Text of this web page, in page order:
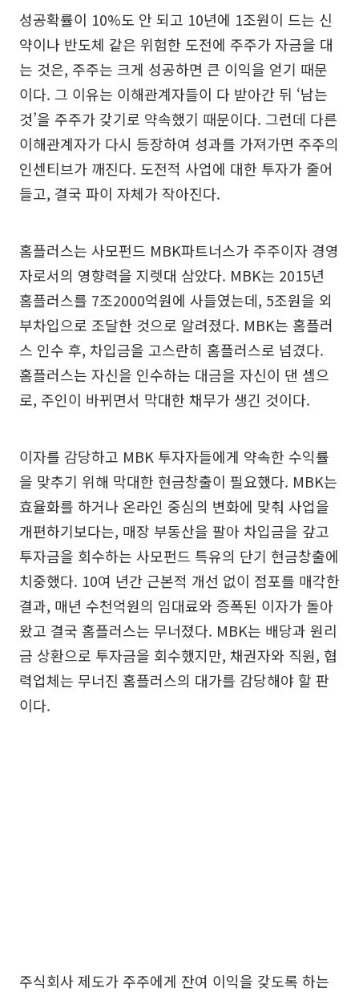
성공확률이 10%도 안 되고 10년에 1조원이 드는 신
약이나 반도체 같은 위험한 도전에 주주가 자금을 대
는 것은, 주주는 크게 성공하면 큰 이익을 얻기 때문
이다. 그 이유는 이해관계자들이 다 받아간 뒤 ‘남는
것’을 주주가 갖기로 약속했기 때문이다. 그런데 다른
이해관계자가 다시 등장하여 성과를 가져가면 주주의
인센티브가 깨진다. 도전적 사업에 대한 투자가 줄어
들고, 결국 파이 자체가 작아진다.
홈플러스는 사모펀드 MBK파트너스가 주주이자 경영
자로서의 영향력을 지렛대 삼았다. MBK는 2015년
홈플러스를 7조2000억원에 사들였는데, 5조원을 외
부차입으로 조달한 것으로 알려졌다. MBK는 홈플러
스 인수 후, 차입금을 고스란히 홈플러스로 넘겼다.
홈플러스는 자신을 인수하는 대금을 자신이 댄 셈으
로, 주인이 바뀌면서 막대한 채무가 생긴 것이다.
이자를 감당하고 MBK 투자자들에게 약속한 수익률
을 맞추기 위해 막대한 현금창출이 필요했다. MBK는
효율화를 하거나 온라인 중심의 변화에 맞춰 사업을
개편하기보다는, 매장 부동산을 팔아 차입금을 갚고
투자금을 회수하는 사모펀드 특유의 단기 현금창출에
치중했다. 10여 년간 근본적 개선 없이 점포를 매각한
결과, 매년 수천억원의 임대료와 증폭된 이자가 돌아
왔고 결국 홈플러스는 무너졌다. MBK는 배당과 원리
금 상환으로 투자금을 회수했지만, 채권자와 직원, 협
력업체는 무너진 홈플러스의 대가를 감당해야 할 판
이다.
주식회사 제도가 주주에게 잔여 이익을 갖도록 하는